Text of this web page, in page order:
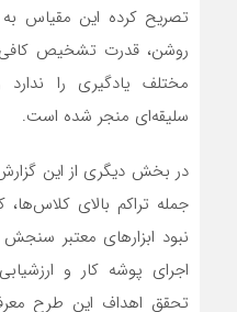
تصریح کرده این مقیاس
روشن، قدرت تشخیص کافی
مختلف یادگیری را
سلیقه‌ای منجر شده است.
در بخش دیگری از این
جمله تراکم بالای کلاس‌ها،
نبود ابزارهای معتبر
اجرای پوشه کار و
تحقق اهداف این طرح